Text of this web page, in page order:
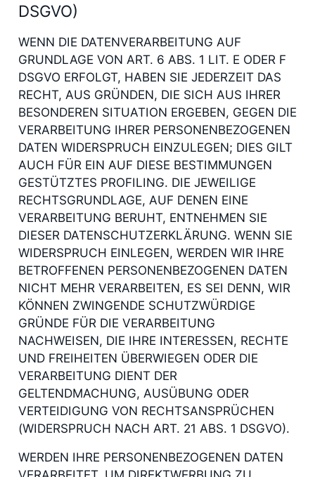
DSGVO)
WENN DIE DATENVERARBEITUNG AUF
GRUNDLAGE VON ART. 6 ABS. 1 LIT. E ODER F
DSGVO ERFOLGT, HABEN SIE JEDERZEIT DAS
RECHT, AUS GRÜNDEN, DIE SICH AUS IHRER
BESONDEREN SITUATION ERGEBEN, GEGEN DIE
VERARBEITUNG IHRER PERSONENBEZOGENEN
DATEN WIDERSPRUCH EINZULEGEN; DIES GILT
AUCH FÜR EIN AUF DIESE BESTIMMUNGEN
GESTÜTZTES PROFILING. DIE JEWEILIGE
RECHTSGRUNDLAGE, AUF DENEN EINE
VERARBEITUNG BERUHT, ENTNEHMEN SIE
DIESER DATENSCHUTZERKLÄRUNG. WENN SIE
WIDERSPRUCH EINLEGEN, WERDEN WIR IHRE
BETROFFENEN PERSONENBEZOGENEN DATEN
NICHT MEHR VERARBEITEN, ES SEI DENN, WIR
KÖNNEN ZWINGENDE SCHUTZWÜRDIGE
GRÜNDE FÜR DIE VERARBEITUNG
NACHWEISEN, DIE IHRE INTERESSEN, RECHTE
UND FREIHEITEN ÜBERWIEGEN ODER DIE
VERARBEITUNG DIENT DER
GELTENDMACHUNG, AUSÜBUNG ODER
VERTEIDIGUNG VON RECHTSANSPRÜCHEN
(WIDERSPRUCH NACH ART. 21 ABS. 1 DSGVO).
WERDEN IHRE PERSONENBEZOGENEN DATEN